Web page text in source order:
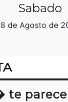
Sabado
8 de Agosto de
parece